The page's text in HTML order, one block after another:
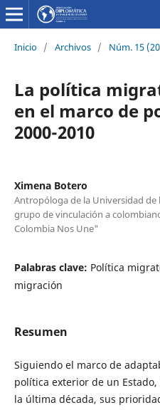
Inicio / Archivos / Núm. 15
La política
en el marco de
2000-2010
Ximena Botero
Antropóloga de la Universidad de
grupo de vinculación a
Colombia Nos Une"
Palabras clave: Política
migración
Resumen
Siguiendo el marco de
política exterior de un
la última década, sus